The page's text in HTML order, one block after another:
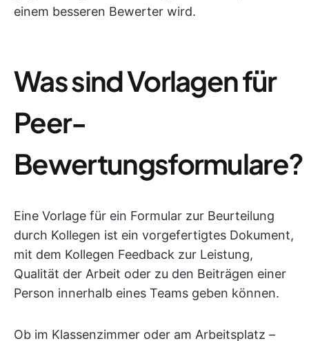
einem besseren Bewerter wird.
Was sind Vorlagen für
Peer-
Bewertungsformulare?
Eine Vorlage für ein Formular zur Beurteilung
durch Kollegen ist ein vorgefertigtes Dokument,
mit dem Kollegen Feedback zur Leistung,
Qualität der Arbeit oder zu den Beiträgen einer
Person innerhalb eines Teams geben können.
Ob im Klassenzimmer oder am Arbeitsplatz –